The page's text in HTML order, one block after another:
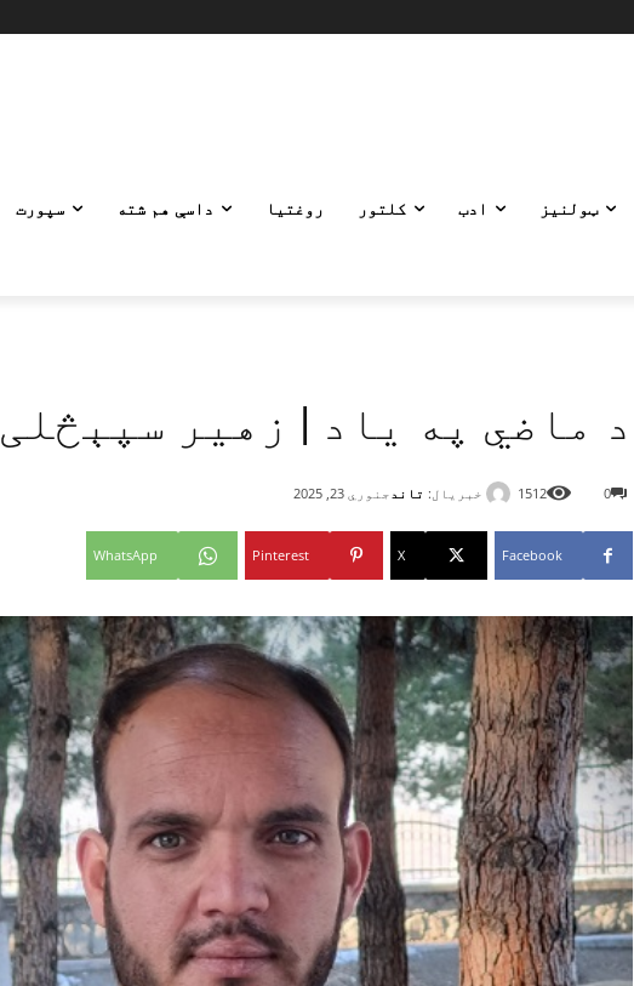
ټولنیز ادب کلتور روغتیا داسې هم شته سپورت
د ماضي په ياد | زهير سپېڅلی
خبریال: تاند جنوري 23, 2025 0
1512
Facebook
X
Pinterest
WhatsApp